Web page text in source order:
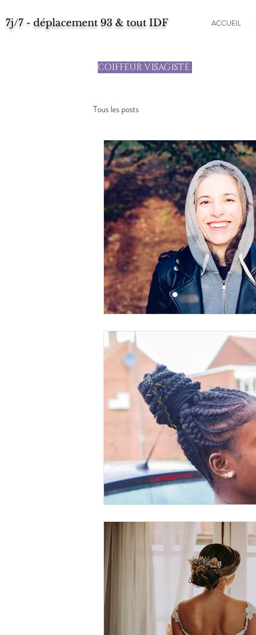
7j/7 - déplacement 93 & tout IDF ACCUEIL
COIFFEUR VISAGISTE
Tous les posts